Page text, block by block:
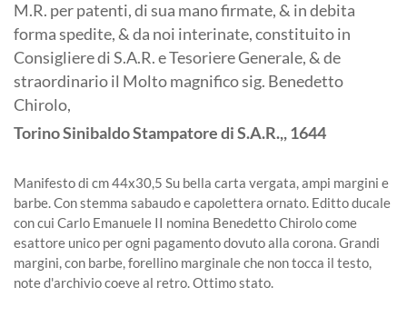
M.R. per patenti, di sua mano firmate, & in debita
forma spedite, & da noi interinate, constituito in
Consigliere di S.A.R. e Tesoriere Generale, & de
straordinario il Molto magnifico sig. Benedetto
Chirolo,
TorinoSinibaldo Stampatore di S.A.R.,,1644
Manifesto di cm 44x30,5 Su bella carta vergata, ampi margini e
barbe. Con stemma sabaudo e capolettera ornato. Editto ducale
con cui Carlo Emanuele II nomina Benedetto Chirolo come
esattore unico per ogni pagamento dovuto alla corona. Grandi
margini, con barbe, forellino marginale che non tocca il testo,
note d'archivio coeve al retro. Ottimo stato.